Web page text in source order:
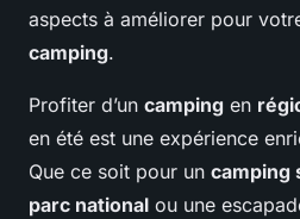
aspects à améliorer pour
camping.
Profiter d’un camping en
en été est une expérience
Que ce soit pour un camping
parc national ou une